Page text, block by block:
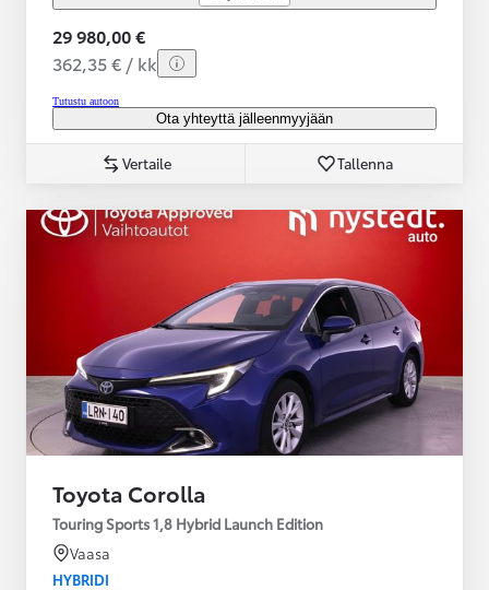
29 980,00 €
362,35 € / kk
Tutustu autoon
Ota yhteyttä jälleenmyyjään
Vertaile Tallenna
Toyota Corolla
Touring Sports 1,8 Hybrid Launch Edition
Vaasa
HYBRIDI